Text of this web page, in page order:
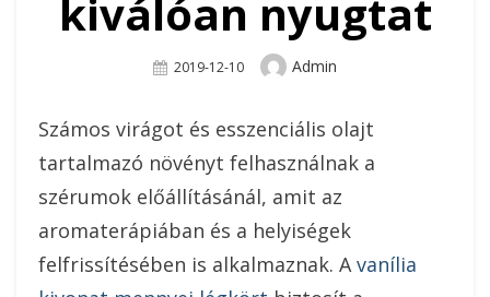
kiválóan nyugtat
Posted
2019-12-10 Author
Admin
Számos virágot és esszenciális olajt
tartalmazó növényt felhasználnak a
szérumok előállításánál, amit az
aromaterápiában és a helyiségek
felfrissítésében is alkalmaznak. Avanília